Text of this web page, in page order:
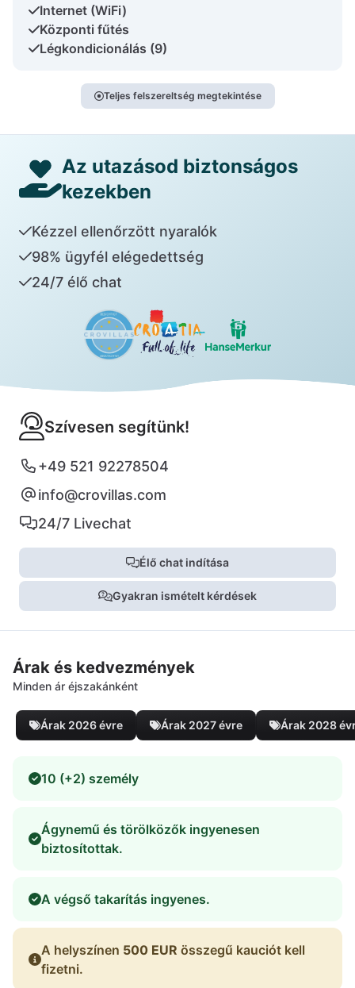
Internet (WiFi)
Központi fűtés
Légkondicionálás (9)
Teljes felszereltség megtekintése
Az utazásod biztonságos
kezekben
Kézzel ellenőrzött nyaralók
98% ügyfél elégedettség
24/7 élő chat
Szívesen segítünk!
+49 521 92278504
info@crovillas.com
24/7 Livechat
Élő chat indítása
Gyakran ismételt kérdések
Árak és kedvezmények
Minden ár éjszakánként
Árak 2026 évre Árak 2027 évre Árak 2028
10 (+2) személy
Ágynemű és törölközők ingyenesen
biztosítottak.
A végső takarítás ingyenes.
A helyszínen 500 EUR összegű kauciót kell
fizetni.